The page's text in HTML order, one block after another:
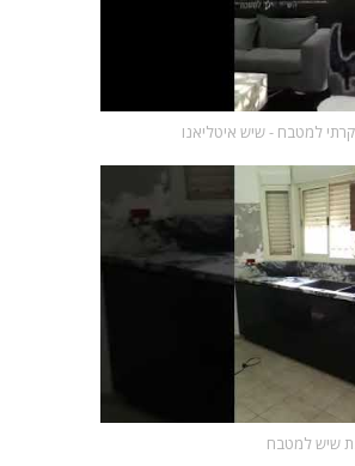
למטבח - שיש איטליאנו
שיש למטבח